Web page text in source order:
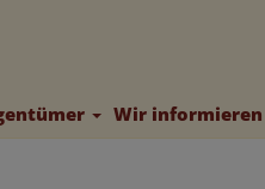
Wir informieren